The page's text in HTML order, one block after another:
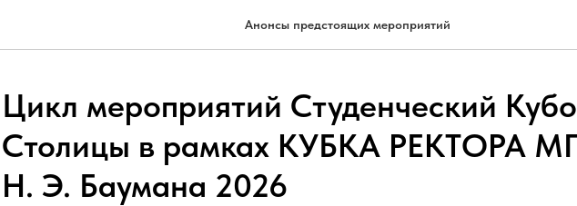
Анонсы предстоящих мероприятий
Цикл мероприятий Студенческий
Столицы в рамках КУБКА РЕКТОРА
Н. Э. Баумана 2026